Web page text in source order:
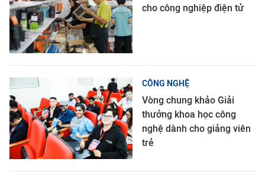
cho công nghiệp điện tử
CÔNG NGHỆ
Vòng chung khảo Giải
thưởng khoa học công
nghệ dành cho giảng viên
trẻ